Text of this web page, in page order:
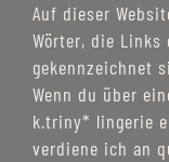
Auf dieser
Wörter, die
gekennzeichnet
Wenn du über
k.triny* lingerie
verdiene ich an